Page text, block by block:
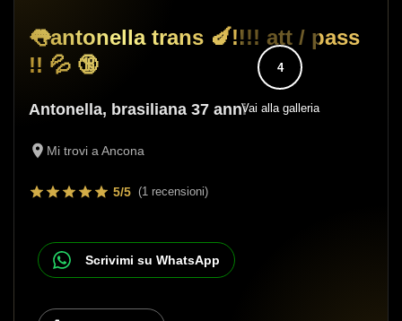
👅antonella trans 🍆!!!! att / pass
!! 💦 🔞
Antonella, brasiliana 37 anni
Mi trovi a Ancona
5/5 (1 recensioni)
Scrivimi su WhatsApp
4
Vai alla galleria